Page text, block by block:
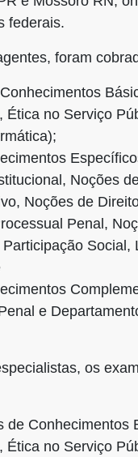
federais.
foram
Ética no Serviço
Noções
Noções de
Penal,
Social,
e
os
de Conhecimentos
Ética no Serviço